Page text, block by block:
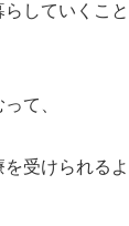
していくこ
て、
受けられる